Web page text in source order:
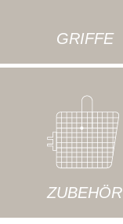
GRIFFE
ZUBEHÖR